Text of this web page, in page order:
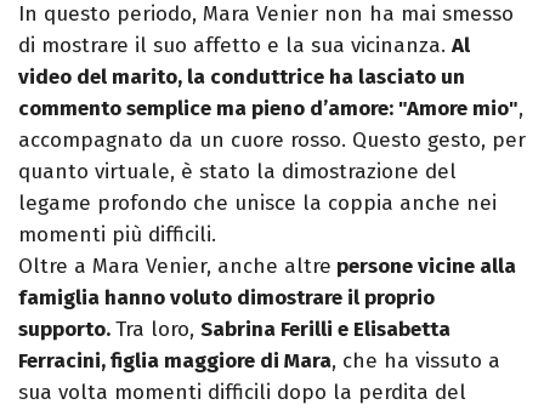
In questo periodo, Mara Venier non ha mai smesso
di mostrare il suo affetto e la sua vicinanza. Al
video del marito, la conduttrice ha lasciato un
commento semplice ma pieno d’amore: "Amore mio",
accompagnato da un cuore rosso. Questo gesto, per
quanto virtuale, è stato la dimostrazione del
legame profondo che unisce la coppia anche nei
momenti più difficili.
Oltre a Mara Venier, anche altre persone vicine alla
famiglia hanno voluto dimostrare il proprio
supporto.Tra loro, Sabrina Ferilli e Elisabetta
Ferracini, figlia maggiore di Mara, che ha vissuto a
sua volta momenti difficili dopo la perdita del